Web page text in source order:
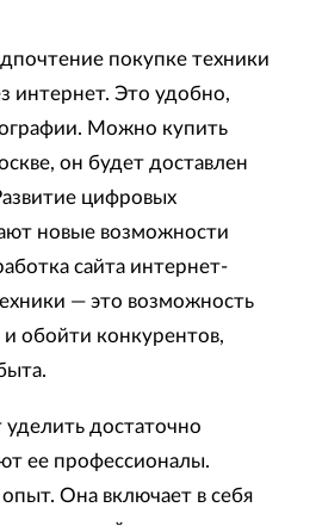
покупке техники
интернет. Это удобно,
Можно купить
он будет доставлен
цифровых
новые возможности
сайта интернет-
— это возможность
обойти конкурентов,
уделить достаточно
ее профессионалы.
Она включает в себя